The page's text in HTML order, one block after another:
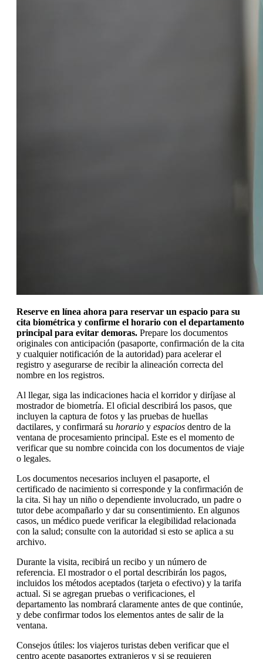
Reserve en línea ahora para reservar un espacio para su
cita biométrica y confirme el horario con el departamento
principal para evitar demoras. Prepare los documentos
originales con anticipación (pasaporte, confirmación de la cita
y cualquier notificación de la autoridad) para acelerar el
registro y asegurarse de recibir la alineación correcta del
nombre en los registros.
Al llegar, siga las indicaciones hacia el korridor y diríjase al
mostrador de biometría. El oficial describirá los pasos, que
incluyen la captura de fotos y las pruebas de huellas
dactilares, y confirmará su horario y espacios dentro de la
ventana de procesamiento principal. Este es el momento de
verificar que su nombre coincida con los documentos de viaje
o legales.
Los documentos necesarios incluyen el pasaporte, el
certificado de nacimiento si corresponde y la confirmación de
la cita. Si hay un niño o dependiente involucrado, un padre o
tutor debe acompañarlo y dar su consentimiento. En algunos
casos, un médico puede verificar la elegibilidad relacionada
con la salud; consulte con la autoridad si esto se aplica a su
archivo.
Durante la visita, recibirá un recibo y un número de
referencia. El mostrador o el portal describirán los pagos,
incluidos los métodos aceptados (tarjeta o efectivo) y la tarifa
actual. Si se agregan pruebas o verificaciones, el
departamento las nombrará claramente antes de que continúe,
y debe confirmar todos los elementos antes de salir de la
ventana.
Consejos útiles: los viajeros turistas deben verificar que el
centro acepte pasaportes extranjeros y si se requieren